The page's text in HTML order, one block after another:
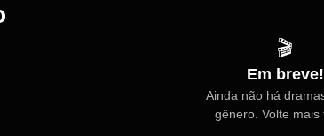
🎬
Em breve!
Ainda não há
gênero. Volte mais